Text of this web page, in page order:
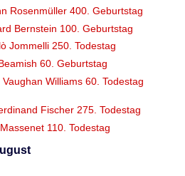
Rosenmüller 400. Geburtstag
Bernstein 100. Geburtstag
Jommelli 250. Todestag
60. Geburtstag
Williams 60. Todestag
Fischer 275. Todestag
110. Todestag